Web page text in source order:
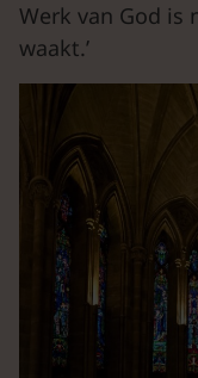
Werk van God is
waakt.’